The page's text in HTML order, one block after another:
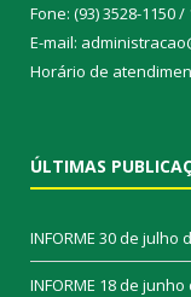
Fone: (93) 3528-1150 /
E-mail:
Horário de
ÚLTIMAS
INFORME 30 de julho
INFORME 18 de junho